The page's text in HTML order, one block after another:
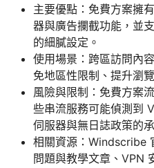
主要優點：免費方案擁
器與廣告攔截功能，並
的細膩設定。
使用場景：跨區訪問內
免地區性限制、提升瀏
風險與限制：免費方案
些串流服務可能偵測到
伺服器與無日誌政策的
相關資源：Windscribe
問題與教學文章、VPN